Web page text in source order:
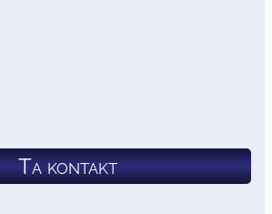
Ta kontakt